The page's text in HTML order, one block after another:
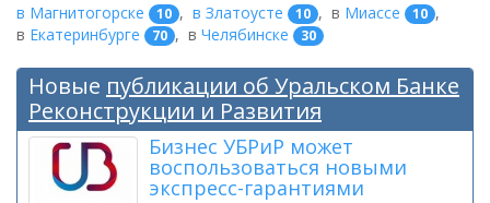
в Магнитогорске 10 , в Златоусте 10 , в Миассе 10 ,
в Екатеринбурге 70 , в Челябинске 30
Новые публикации об Уральском Банке
Реконструкции и Развития
Бизнес УБРиР может
воспользоваться новыми
экспресс-гарантиями